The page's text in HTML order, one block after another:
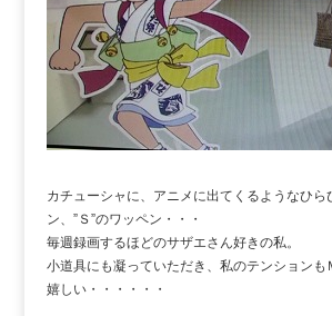
カチューシャに、アニメに出てくるようなひら
ン、”Ｓ”のワッペン・・・
毎週録画するほどのサザエさん好きの私。
小道具にも凝っていただき、私のテンションも
嬉しい・・・・・・